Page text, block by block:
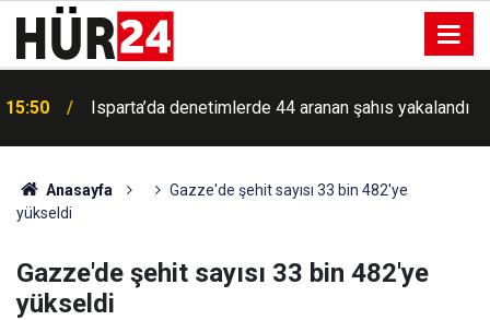
15:50 Isparta’da denetimlerde 44 aranan şahıs yakalandı
Anasayfa
Gazze'de şehit sayısı 33 bin 482'ye
yükseldi
Gazze'de şehit sayısı 33 bin 482'ye
yükseldi